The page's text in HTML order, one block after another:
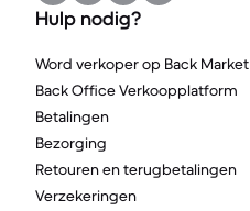
Hulp nodig?
Word verkoper op Back Market
Back Office Verkoopplatform
Betalingen
Bezorging
Retouren en terugbetalingen
Verzekeringen